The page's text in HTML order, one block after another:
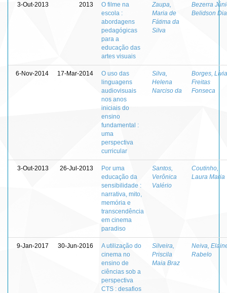
3-Out-2013 2013
O filme na
escola :
abordagens
pedagógicas
para a
educação das
artes visuais
Zaupa,
Maria de
Fátima da
Silva
Bezerra
Belidson
6-Nov-2014 17-Mar-2014
O uso das
linguagens
audiovisuais
nos anos
iniciais do
ensino
fundamental :
uma
perspectiva
curricular
Silva,
Helena
Narciso da
Borges, Lívia
Freitas
Fonseca
3-Out-2013 26-Jul-2013
Por uma
educação da
sensibilidade :
narrativa, mito,
memória e
transcendência
em cinema
paradiso
Santos,
Verônica
Valério
Coutinho,
Laura Maria
9-Jan-2017 30-Jun-2016
A utilização do
cinema no
ensino de
ciências sob a
perspectiva
CTS : desafios
Silveira,
Priscila
Maia Braz
Neiva,
Rabelo